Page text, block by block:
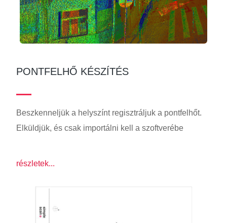
PONTFELHŐ KÉSZÍTÉS
Beszkenneljük a helyszínt regisztráljuk a pontfelhőt.
Elküldjük, és csak importálni kell a szoftverébe
részletek...